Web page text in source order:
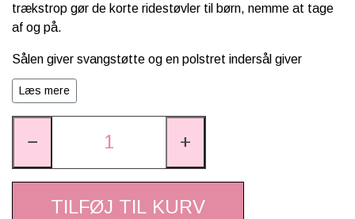
trækstrop gør de korte ridestøvler til børn, nemme at tage
af og på.
Sålen giver svangstøtte og en polstret indersål giver
komfort ved hvert skridt.
Læs mere
− +
TILFØJ TIL KURV